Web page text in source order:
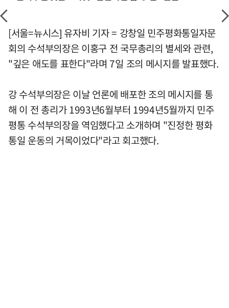
[서울=뉴시스] 유자비 기자 = 강창일 민주평화통일자문
회의 수석부의장은 이홍구 전 국무총리의 별세와 관련,
"깊은 애도를 표한다"라며 7일 조의 메시지를 발표했다.
강 수석부의장은 이날 언론에 배포한 조의 메시지를 통
해 이 전 총리가 1993년6월부터 1994년5월까지 민주
평통 수석부의장을 역임했다고 소개하며 "진정한 평화
통일 운동의 거목이었다"라고 회고했다.